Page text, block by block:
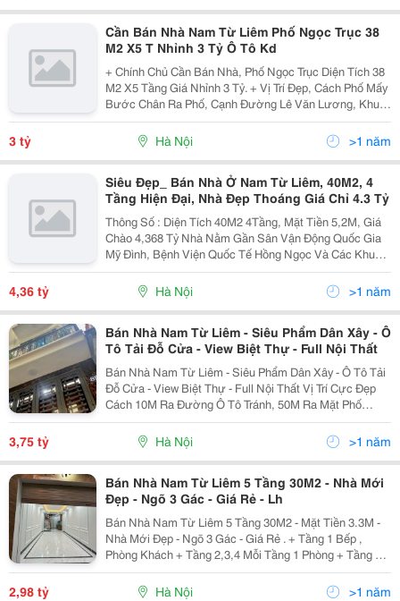
Cần Bán Nhà Nam Từ Liêm Phố Ngọc Trục 38
M2 X5 T Nhỉnh 3 Tỷ Ô Tô Kd
+ Chính Chủ Cần Bán Nhà, Phố Ngọc Trục Diện Tích 38
M2 X5 Tầng Giá Nhỉnh 3 Tỷ. + Vị Trí Đẹp, Cách Phố Mấy
Bước Chân Ra Phố, Cạnh Đường Lê Văn Lương, Khuât
Duy Tiến, Đã Có Dự Án Đang Mở Đường, Kết Giao Với
Cầu Vượt Mễ Trì, Phố Đại Linh, Sang Phố Ngọc...
3 tỷ Hà Nội >1 năm
Siêu Đẹp_ Bán Nhà Ở Nam Từ Liêm, 40M2, 4
Tầng Hiện Đại, Nhà Đẹp Thoáng Giá Chỉ 4.3 Tỷ
Thông Số : Diện Tích 40M2 4Tầng, Mặt Tiền 5,2M, Giá
Chào 4,368 Tỷ Nhà Nằm Gần Sân Vận Động Quốc Gia
Mỹ Đình, Bệnh Viện Quốc Tế Hồng Ngọc Và Các Khu
Tttm Lớn..... Nhà Thiết Kế 4 Tầng Hiện Đại. + Tầng 1:
Phòng Khách + Bếp Ăn + Phòng Ăn + Wc. +...
4,36 tỷ Hà Nội >1 năm
Bán Nhà Nam Từ Liêm - Siêu Phẩm Dân Xây - Ô
Tô Tải Đỗ Cửa - View Biệt Thự - Full Nội Thất
Bán Nhà Nam Từ Liêm - Siêu Phẩm Dân Xây - Ô Tô Tải
Đỗ Cửa - View Biệt Thự - Full Nội Thất Vị Trí Cực Đẹp
Cách 10M Ra Đường Ô Tô Tránh, 50M Ra Mặt Phố
Quang Tiến, Cách Keangnam 2Km, Trước Cửa Bt Sân
Vườn, Gửi Ô Tô Ngày Đêm Nhà Dân Xây 5 Tầng, Mới...
3,75 tỷ Hà Nội >1 năm
Bán Nhà Nam Từ Liêm 5 Tầng 30M2 - Nhà Mới
Đẹp - Ngõ 3 Gác - Giá Rẻ - Lh
Bán Nhà Nam Từ Liêm 5 Tầng 30M2 - Mặt Tiền 3.3M -
Nhà Mới Đẹp - Ngõ 3 Gác - Giá Rẻ . + Tầng 1 Bếp ,
Phòng Khách + Tầng 2,3,4 Mỗi Tầng 1 Phòng + Tầng 5
Phòng Thờ , Sân Phơi. + Sổ Đỏ Cất Két Sẵn Sàng Giao
Dịch **** Lh : 0392569368 Đỗ Dũng Đi Xem...
2,98 tỷ Hà Nội >1 năm